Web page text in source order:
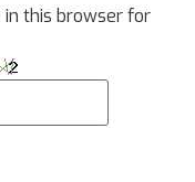
in this browser for